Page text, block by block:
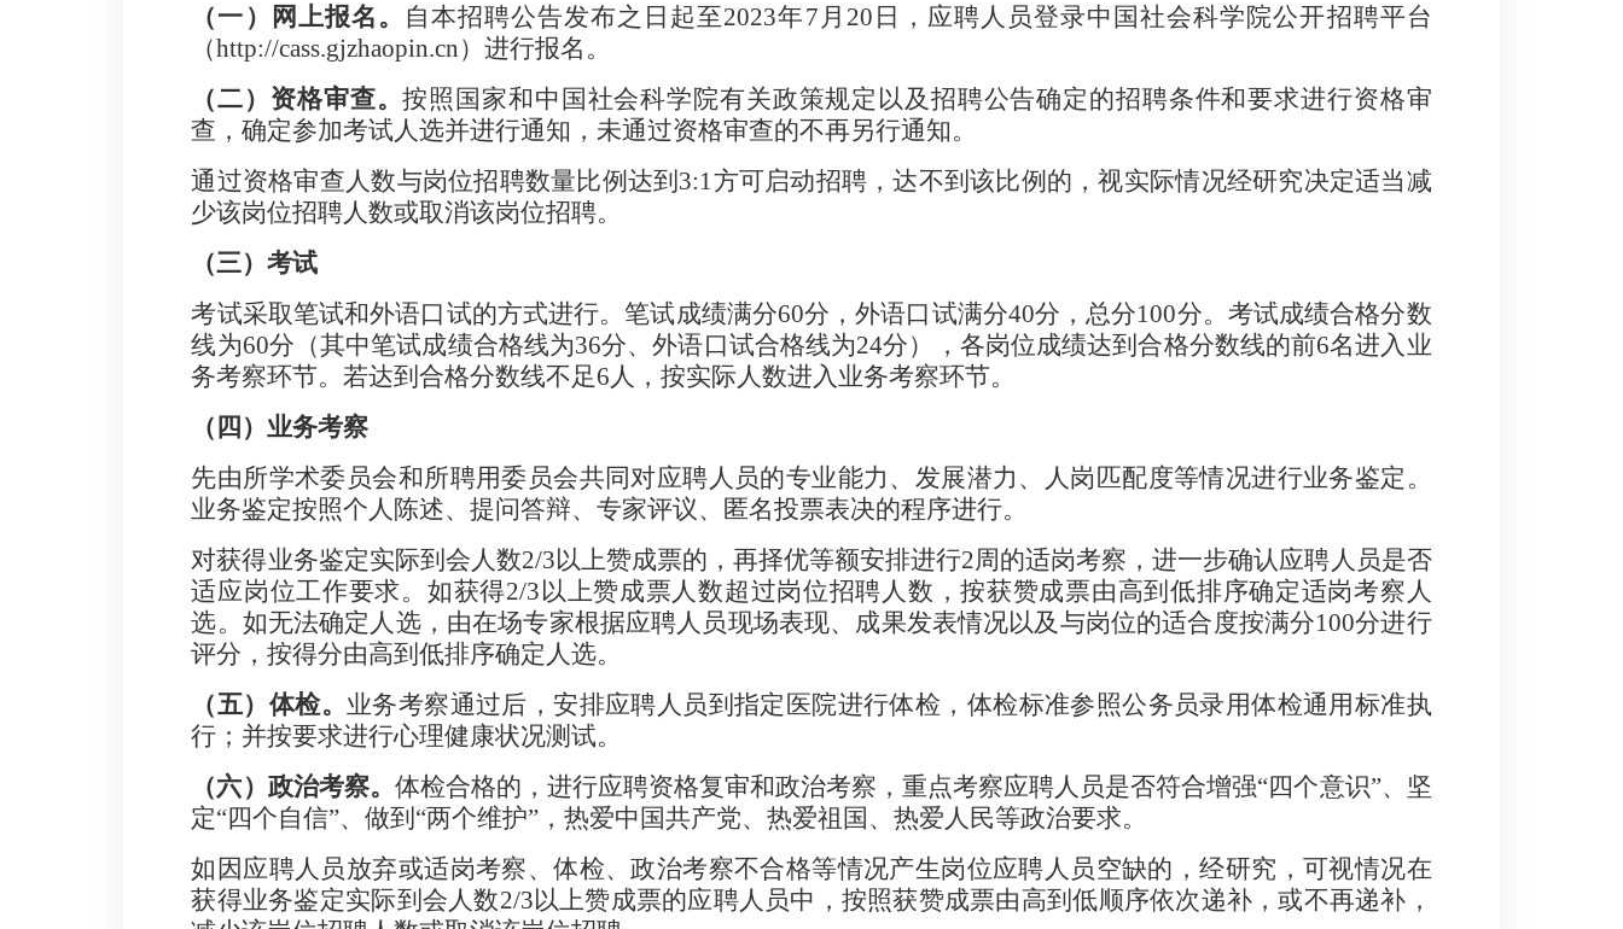
（一）
网上报名 。 自本招聘公告发布之日起至2023年7 月 20 日，应聘人员登录中国社会科学院公开招聘平台
（http://cass.gjzhaopin.cn）进行报名。
（二）资格审查。按照国家和中国社会科学院有关政策规定以及招聘公告确定的招聘条件和要求进行资格审
查，确定参加考试人选并进行通知，未通过资格审查的不再另行通知。
通过资格审查人数与岗位招聘数量比例达到 3:1方可启动招聘，达不到该比例的，视实际情况经研究决定适当减
少该岗位招聘人数或取消该岗位招聘。
（三）考试
考试采取笔试和外语口试的方式进行。笔试成绩满分60分，外语口试满分40分，总分100分。考试成绩合格分数
线为60分（其中笔试成绩合格线为36分、外语口试合格线为24分），各岗位成绩达到合格分数线的前6名进入业
务考察环节。若达到合格分数线不足6人，按实际人数进入业务考察环节。
（四）业务考察
先由所学术委员会和所聘用委员会共同对应聘人员的专业能力、发展潜力、人岗匹配度等情况进行业务鉴定。
业务鉴定按照个人陈述、提问答辩、专家评议、
匿名投票表决的程序进行。
对获得业务鉴定实际到会人数2/3以上赞成票的，再择优等额安排进行2周的适岗考察，进一步确认应聘人员是否
适应岗位工作要求。如获得2/3 以上赞成票人数超过岗位招聘人数，按获赞成票由高到低排序确定适岗考察 人
选。如无法确定人选，由在场专家根据应聘人员现场表现、成果发表情况以及与岗位的适合度按满分100分进行
评分，按得分由高到低排序确定人选。
（五）体检。 业务考察通过后，安排应聘人员到指定医院进行体检，体检标准参照公务员录用体检通用标准执
行；并按要求进行心理健康状况测试。
（六） 政治考察。 体检合格的，进行应聘资格复审和政治考察，重点考察应聘人员是否符合增强“四个意识”、坚
定“四个自信”、做到 “两个维护” ，热爱中国共产党、热爱祖国、热爱人民等政治要求。
如因应聘人员放弃或适岗考察、体检、政治考察不合格等情况产生岗位应聘人员空缺的，经研究，可视情况在
获得业务鉴定实际到会人数2/3以上赞成票的应聘人员中 ，按照获赞成票由高到低顺序依次递补，或不再递补，